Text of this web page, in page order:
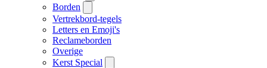
Borden
Vertrekbord-tegels
Letters en Emoji's
Reclameborden
Overige
Kerst Special